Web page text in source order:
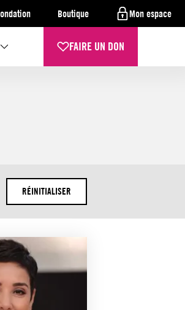
Boutique Mon espace
FAIRE UN DON
RÉINITIALISER